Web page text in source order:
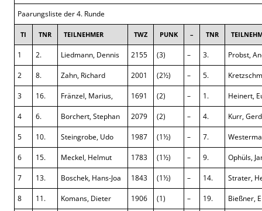
Paarungsliste der 4. Runde
TI TNR TEILNEHMER TWZ PUNK – TNR
1 2. Liedmann, Dennis 2155 (3) – 3. Probst,
2 8. Zahn, Richard 2001 (2½) – 5.
3 16. Fränzel, Marius, 1691 (2) – 1. Heinert,
4 6. Borchert, Stephan 2079 (2) – 4. Kurr, Gerd
5 10. Steingrobe, Udo 1987 (1½) – 7.
6 15. Meckel, Helmut 1783 (1½) – 9. Ophüls,
7 13. Boschek, Hans-Joa 1843 (1½) – 14. Strater,
8 11. Komans, Dieter 1906 (1) – 19. Bießner,